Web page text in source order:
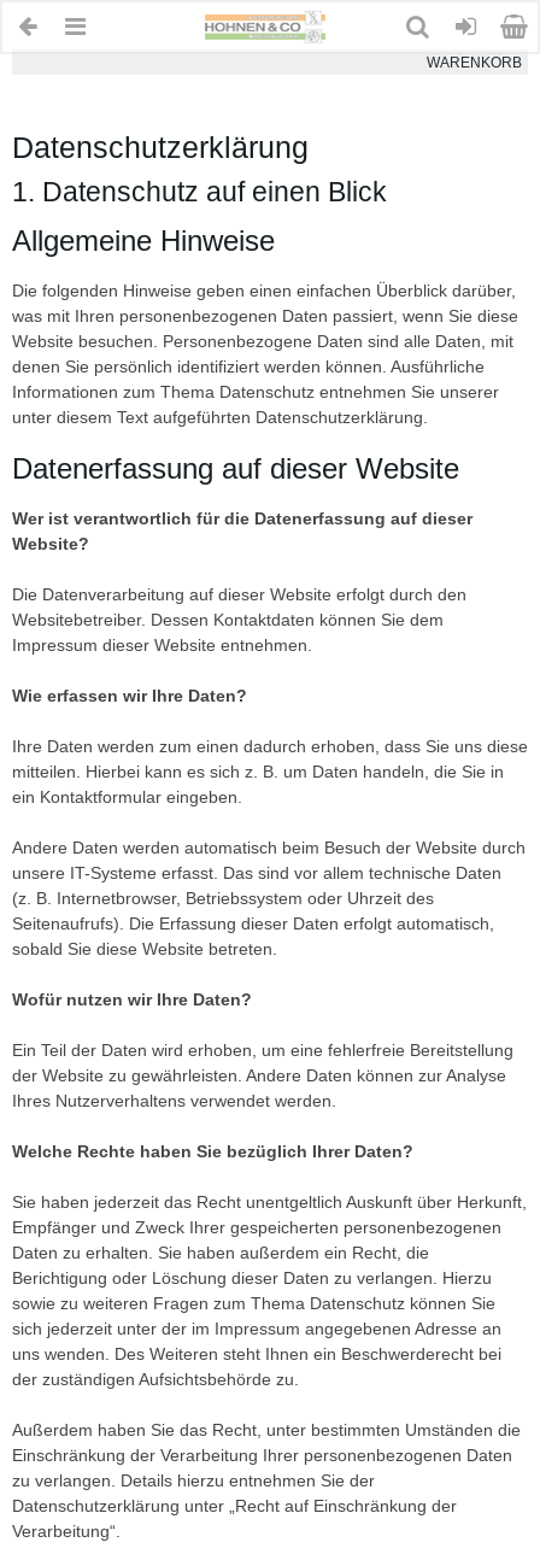
WARENKORB
Datenschutzerklärung
1. Datenschutz auf einen Blick
Allgemeine Hinweise
Die folgenden Hinweise geben einen einfachen Überblick darüber,
was mit Ihren personenbezogenen Daten passiert, wenn Sie diese
Website besuchen. Personenbezogene Daten sind alle Daten, mit
denen Sie persönlich identifiziert werden können. Ausführliche
Informationen zum Thema Datenschutz entnehmen Sie unserer
unter diesem Text aufgeführten Datenschutzerklärung.
Datenerfassung auf dieser Website
Wer ist verantwortlich für die Datenerfassung auf dieser
Website?
Die Datenverarbeitung auf dieser Website erfolgt durch den
Websitebetreiber. Dessen Kontaktdaten können Sie dem
Impressum dieser Website entnehmen.
Wie erfassen wir Ihre Daten?
Ihre Daten werden zum einen dadurch erhoben, dass Sie uns diese
mitteilen. Hierbei kann es sich z. B. um Daten handeln, die Sie in
ein Kontaktformular eingeben.
Andere Daten werden automatisch beim Besuch der Website durch
unsere IT-Systeme erfasst. Das sind vor allem technische Daten
(z. B. Internetbrowser, Betriebssystem oder Uhrzeit des
Seitenaufrufs). Die Erfassung dieser Daten erfolgt automatisch,
sobald Sie diese Website betreten.
Wofür nutzen wir Ihre Daten?
Ein Teil der Daten wird erhoben, um eine fehlerfreie Bereitstellung
der Website zu gewährleisten. Andere Daten können zur Analyse
Ihres Nutzerverhaltens verwendet werden.
Welche Rechte haben Sie bezüglich Ihrer Daten?
Sie haben jederzeit das Recht unentgeltlich Auskunft über Herkunft,
Empfänger und Zweck Ihrer gespeicherten personenbezogenen
Daten zu erhalten. Sie haben außerdem ein Recht, die
Berichtigung oder Löschung dieser Daten zu verlangen. Hierzu
sowie zu weiteren Fragen zum Thema Datenschutz können Sie
sich jederzeit unter der im Impressum angegebenen Adresse an
uns wenden. Des Weiteren steht Ihnen ein Beschwerderecht bei
der zuständigen Aufsichtsbehörde zu.
Außerdem haben Sie das Recht, unter bestimmten Umständen die
Einschränkung der Verarbeitung Ihrer personenbezogenen Daten
zu verlangen. Details hierzu entnehmen Sie der
Datenschutzerklärung unter „Recht auf Einschränkung der
Verarbeitung“.